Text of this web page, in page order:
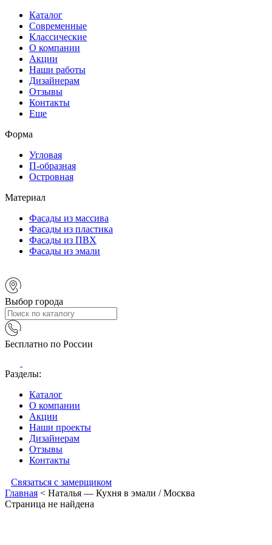
Каталог
Современные
Классические
О компании
Акции
Наши работы
Дизайнерам
Отзывы
Контакты
Еще
Форма
Угловая
П-образная
Островная
Материал
Фасады из массива
Фасады из пластика
Фасады из ПВХ
Фасады из эмали
Выбор города
Бесплатно по России
Разделы:
Каталог
О компании
Акции
Наши проекты
Дизайнерам
Отзывы
Контакты
Связаться с замерщиком
Главная < Наталья — Кухня в эмали / Москва
Страница не найдена